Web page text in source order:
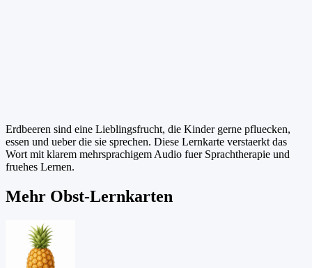
Erdbeeren sind eine Lieblingsfrucht, die Kinder gerne pfluecken,
essen und ueber die sie sprechen. Diese Lernkarte verstaerkt das
Wort mit klarem mehrsprachigem Audio fuer Sprachtherapie und
fruehes Lernen.
Mehr Obst-Lernkarten